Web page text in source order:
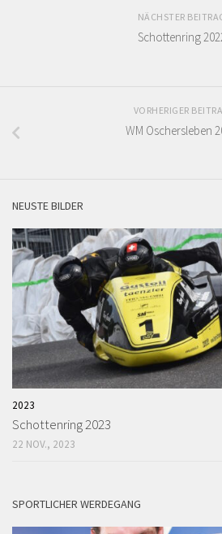
NÄCHSTER
Schottenring
VORHERIGER
WM Oschersleben
NEUSTE BILDER
2023
Schottenring 2023
22 NOV., 2023
SPORTLICHER WERDEGANG